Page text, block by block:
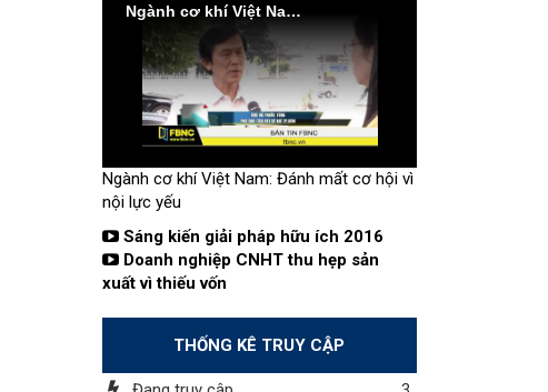
Ngành cơ khí Việt Nam: Đánh mất cơ hội vì nội lực yếu
Ngành cơ khí Việt Nam: Đánh mất cơ hội vì
nội lực yếu
Sáng kiến giải pháp hữu ích 2016
Doanh nghiệp CNHT thu hẹp sản
xuất vì thiếu vốn
THỐNG KÊ TRUY CẬP